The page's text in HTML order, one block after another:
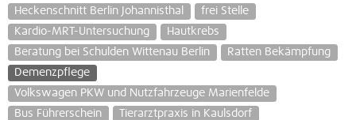
Heckenschnitt Berlin Johannisthal
frei Stelle
Kardio-MRT-Untersuchung
Hautkrebs
Beratung bei Schulden Wittenau Berlin
Ratten Bekämpfung
Demenzpflege
Volkswagen PKW und Nutzfahrzeuge Marienfelde
Bus Führerschein
Tierarztpraxis in Kaulsdorf